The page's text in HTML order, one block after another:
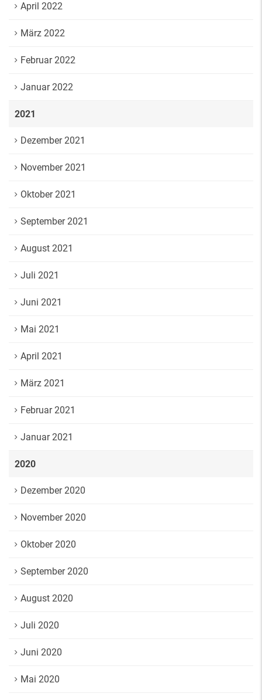
April 2022
März 2022
Februar 2022
Januar 2022
2021
Dezember 2021
November 2021
Oktober 2021
September 2021
August 2021
Juli 2021
Juni 2021
Mai 2021
April 2021
März 2021
Februar 2021
Januar 2021
2020
Dezember 2020
November 2020
Oktober 2020
September 2020
August 2020
Juli 2020
Juni 2020
Mai 2020